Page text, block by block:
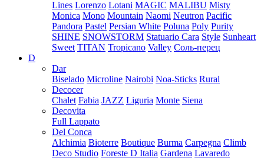
Lines Lorenzo Lotani MAGIC MALIBU Misty
Monica Mono Mountain Naomi Neutron Pacific
Pandora Pastel Persian White Poluna Poly Purity
SHINE SNOWSTORM Statuario Cara Style Sunheart
Sweet TITAN Tropicano Valley Соль-перец
D
Dar
Biselado Microline Nairobi Noa-Sticks Rural
Decocer
Chalet Fabia JAZZ Liguria Monte Siena
Decovita
Full Lappato
Del Conca
Alchimia Bioterre Boutique Burma Carpegna Climb
Deco Studio Foreste D Italia Gardena Lavaredo